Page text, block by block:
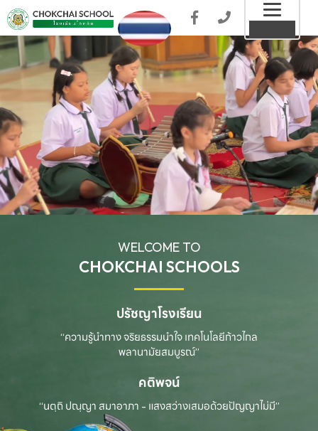
WELCOME TO
CHOKCHAI SCHOOLS
ปรัชญาโรงเรียน
“ความรู้นำทาง จริยธรรมนำใจ เทคโนโลยีก้าวไกล
พลานามัยสมบูรณ์”
คติพจน์
“นตฺถิ ปณฺญา สมาอาภา - แสงสว่างเสมอด้วยปัญญาไม่มี”